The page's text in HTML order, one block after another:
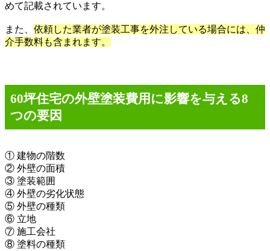
めて記載されています。
また、 依頼した業者が塗装工事を外注している場合には、仲
介手数料も含まれます。
60坪住宅の外壁塗装費用に影響を与える8
つの要因
① 建物の階数
② 外壁の面積
③ 塗装範囲
④ 外壁の劣化状態
⑤ 外壁の種類
⑥ 立地
⑦ 施工会社
⑧ 塗料の種類